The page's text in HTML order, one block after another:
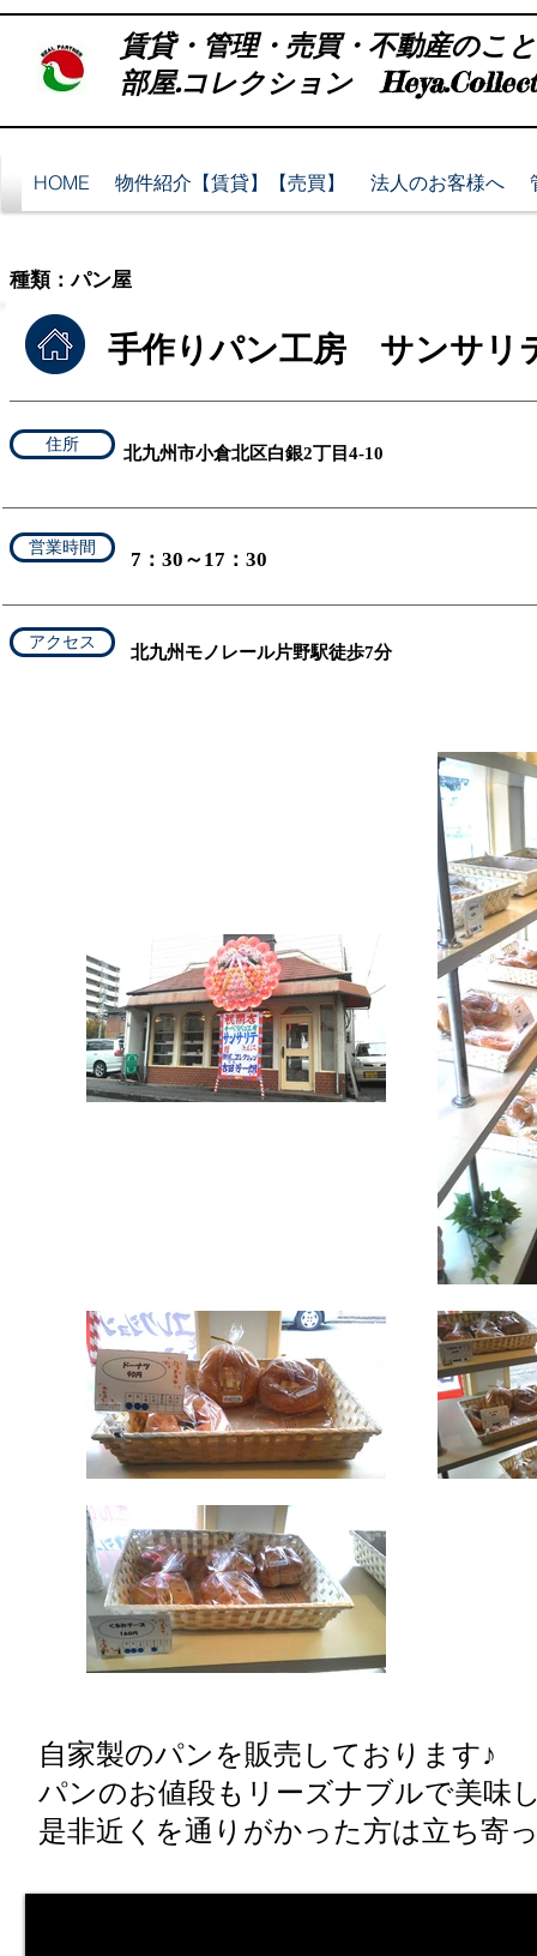
賃貸・管理・売買・不動産のこ
部屋.コレクション
HOME 物件紹介【賃貸】【売買】 法人のお客様へ
​種類：パン屋
手作りパン工房 サンサ
住所 ​北九州市小倉北区白銀2丁目4-10
営業時間
7：30～17：30
アクセス
​北九州モノレール片野駅徒歩7分
自家製のパンを販売しております♪
パンのお値段もリーズナブルで美味
是非近くを通りがかった方は立ち寄